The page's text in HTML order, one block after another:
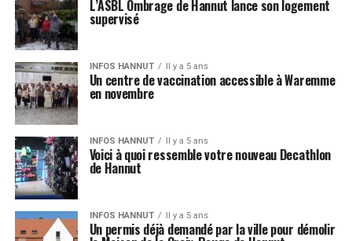
L’ASBL Ombrage de Hannut lance son logement
supervisé
INFOS HANNUT Il y a 5 ans
Un centre de vaccination accessible à Waremme
en novembre
INFOS HANNUT Il y a 5 ans
Voici à quoi ressemble votre nouveau Decathlon
de Hannut
INFOS HANNUT Il y a 5 ans
Un permis déjà demandé par la ville pour démolir